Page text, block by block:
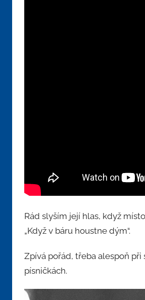
Rád slyším její hlas, když
„Když v báru houstne dým“.
Zpívá pořád, třeba alespoň
písničkách.